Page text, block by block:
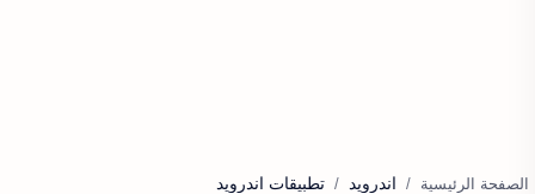
الصفحة الرئيسية اندرويد تطبيقات اندرويد